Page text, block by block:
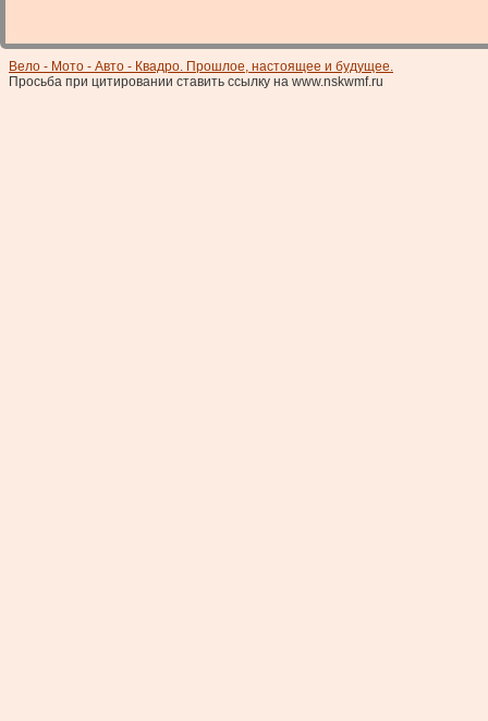
Вело - Мото - Авто - Квадро. Прошлое, настоящее и будущее.
Просьба при цитировании ставить ссылку на www.nskwmf.ru